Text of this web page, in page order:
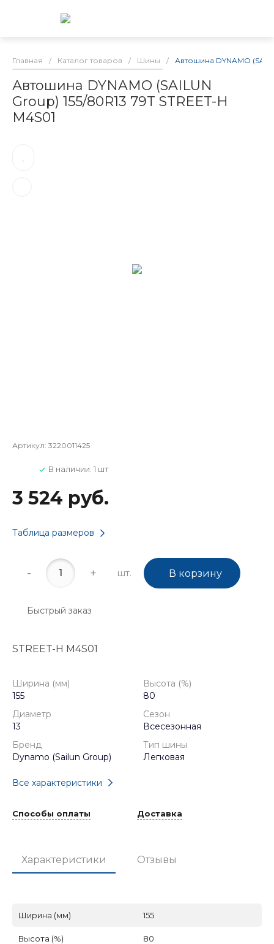
Главная / Каталог товаров / Шины / Автошина DYNAMO
Автошина DYNAMO (SAILUN
Group) 155/80R13 79T STREET-H
M4S01
Артикул: 3220011425
В наличии: 1 шт
3 524 руб.
Таблица размеров
- + шт. В корзину
Быстрый заказ
STREET-H M4S01
Ширина (мм)
155
Высота (%)
80
Диаметр
13
Сезон
Всесезонная
Бренд
Dynamo (Sailun Group)
Тип шины
Легковая
Все характеристики
Способы оплаты Доставка
Характеристики Отзывы
Ширина (мм) 155
Высота (%) 80